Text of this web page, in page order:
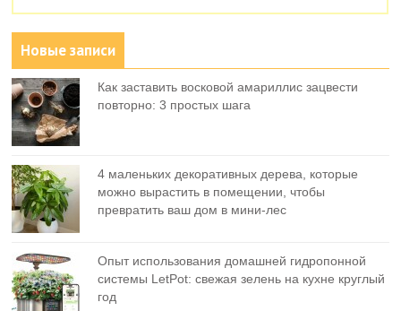
Новые записи
Как заставить восковой амариллис зацвести
повторно: 3 простых шага
4 маленьких декоративных дерева, которые
можно вырастить в помещении, чтобы
превратить ваш дом в мини-лес
Опыт использования домашней гидропонной
системы LetPot: свежая зелень на кухне круглый
год